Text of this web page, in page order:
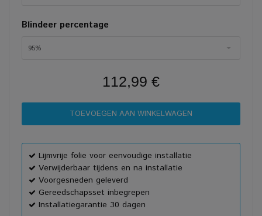
Blindeer percentage
95%
112,99 €
Lijmvrije folie voor eenvoudige installatie
Verwijderbaar tijdens en na installatie
Voorgesneden geleverd
Gereedschapsset inbegrepen
Installatiegarantie 30 dagen